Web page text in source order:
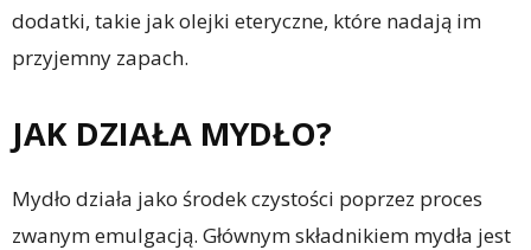
dodatki, takie jak olejki eteryczne, które nadają im
przyjemny zapach.
JAK DZIAŁA MYDŁO?
Mydło działa jako środek czystości poprzez proces
zwanym emulgacją. Głównym składnikiem mydła jest